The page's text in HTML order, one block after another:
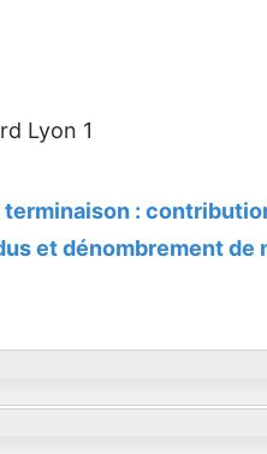
Lyon 1
:
et dénombrement de